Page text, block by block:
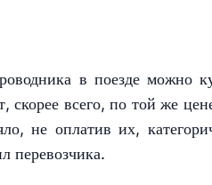
в поезде можно
всего, по той же
не оплатив их,
перевозчика.